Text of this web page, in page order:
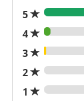
5
4
3
2
1